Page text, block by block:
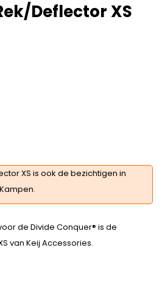
deflector XS
XS is ook de bezichtigen in
de Divide Conquer® is de
van Keij Accessories.